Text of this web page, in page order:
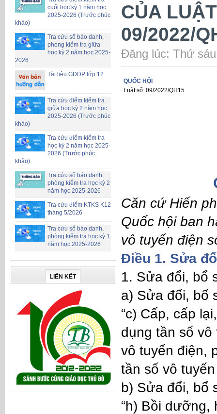
cuối học kỳ 1 năm học
2025-2026 (Trước phúc
khảo)
Tra cứu số báo danh,
phòng kiểm tra giữa
học kỳ 2 năm học 2025-
2026
Tài liệu GDĐP lớp 12
Tra cứu điểm kiểm tra
giữa học kỳ 2 năm học
2025-2026 (Trước phúc
khảo)
Tra cứu điểm kiểm tra
học kỳ 2 năm học 2025-
2026 (Trước phúc
khảo)
Tra cứu số báo danh,
phòng kiểm tra học kỳ 2
năm học 2025-2026
Tra cứu điểm KTKS K12
tháng 5/2026
Tra cứu số báo danh,
phòng kiểm tra học kỳ 1
năm học 2025-2026
LIÊN KẾT
CỦA
09/2022/
Đăng lúc: Thứ
QUỐC HỘI
__________
Luật số: 09/2022/QH15
Căn cứ Hiến
Quốc hội ban
vô tuyến điện
Điều 1. Sửa
1. Sửa đổi, bổ
a) Sửa đổi, bổ
“c) Cấp, cấp
dụng tần số
vô tuyến điện,
tần số vô
b) Sửa đổi, bổ
“h) Bồi dưỡng,